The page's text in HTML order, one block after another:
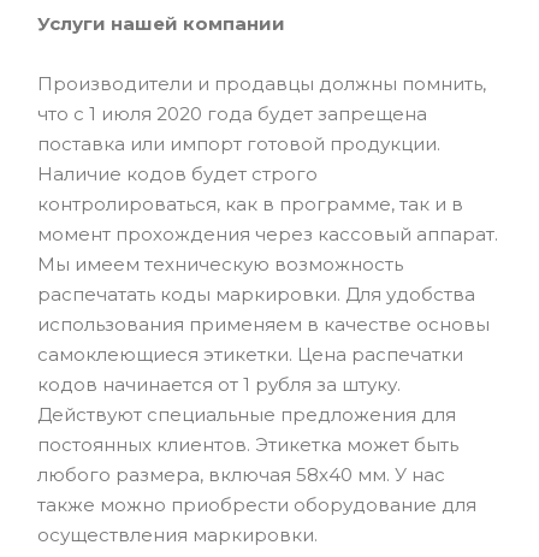
Услуги нашей компании
Производители и продавцы должны помнить,
что с 1 июля 2020 года будет запрещена
поставка или импорт готовой продукции.
Наличие кодов будет строго
контролироваться, как в программе, так и в
момент прохождения через кассовый аппарат.
Мы имеем техническую возможность
распечатать коды маркировки. Для удобства
использования применяем в качестве основы
самоклеющиеся этикетки. Цена распечатки
кодов начинается от 1 рубля за штуку.
Действуют специальные предложения для
постоянных клиентов. Этикетка может быть
любого размера, включая 58х40 мм. У нас
также можно приобрести оборудование для
осуществления маркировки.